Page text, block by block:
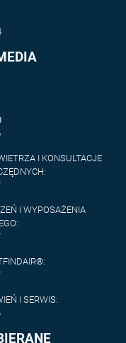
I KONSULTACJE
I WYPOSAŻENIA
I SERWIS: